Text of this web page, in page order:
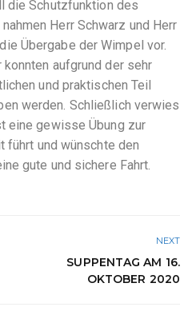
die Schutzfunktion des
Herr Schwarz und Herr
Übergabe der Wimpel vor.
aufgrund der sehr
und praktischen Teil
werden. Schließlich verwies
eine gewisse Übung zur
führt und wünschte den
gute und sichere Fahrt.
NEXT
SUPPENTAG AM 16.
OKTOBER 2020